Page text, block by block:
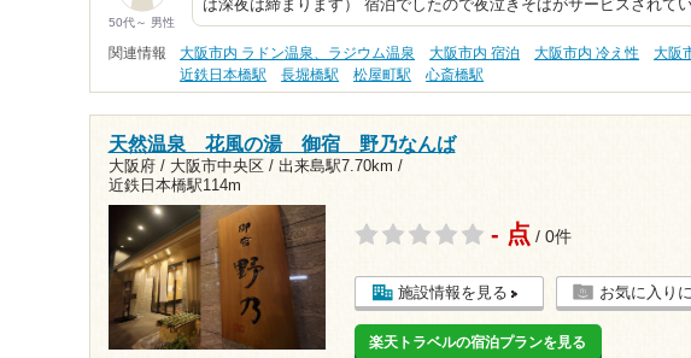
50代～ 男性
は深夜は締まります） 宿泊でしたので夜泣きそばがサービスされて
関連情報 大阪市内 ラドン温泉、ラジウム温泉 大阪市内 宿泊 大阪市内 冷え性
大阪
近鉄日本橋駅
長堀橋駅 松屋町駅 心斎橋駅
天然温泉 花風の湯 御宿 野乃なんば
大阪府 / 大阪市中央区 / 出来島駅7.70km /
近鉄日本橋駅114m
- 点 / 0件
施設情報を見る お気に入り
楽天トラベルの宿泊プランを見る